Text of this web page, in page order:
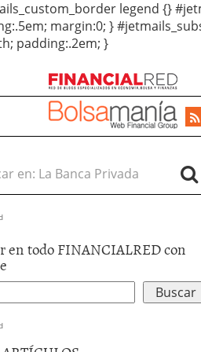
legend {}
margin:0; }
padding:.2em; }
en:
en todo FINANCIALRED con